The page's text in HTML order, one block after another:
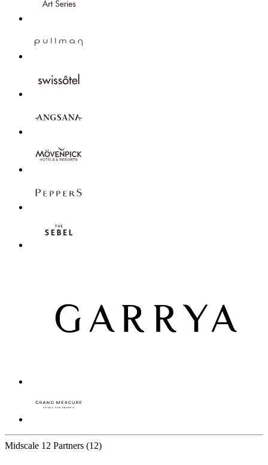
Midscale 12 Partners (12)